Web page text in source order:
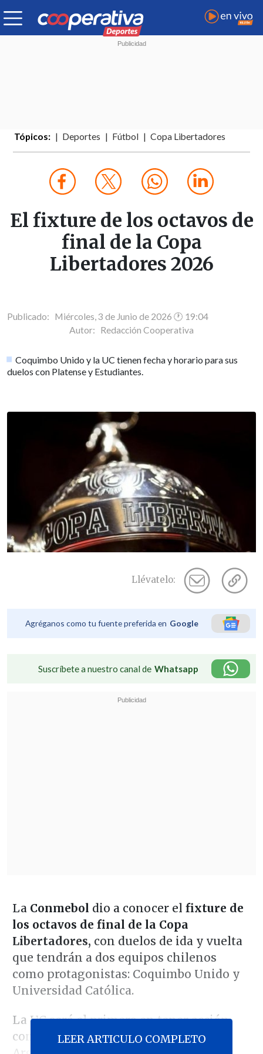
Tópicos: Deportes Fútbol Copa Libertadores
El fixture de los octavos de
final de la Copa
Libertadores 2026
Publicado: Miércoles, 3 de Junio de 2026 🕐 19:04
Autor: Redacción Cooperativa
Coquimbo Unido y la UC tienen fecha y horario para sus
duelos con Platense y Estudiantes.
Llévatelo:
Agréganos como tu fuente preferida en Google
Suscríbete a nuestro canal de Whatsapp
La Conmebol dio a conocer el fixture de
los octavos de final de la Copa
Libertadores, con duelos de ida y vuelta
que tendrán a dos equipos chilenos
como protagonistas: Coquimbo Unido y
Universidad Católica.
La UC será el primero en tener acción,
con duelos ante Estudiantes en
LEER ARTICULO COMPLETO